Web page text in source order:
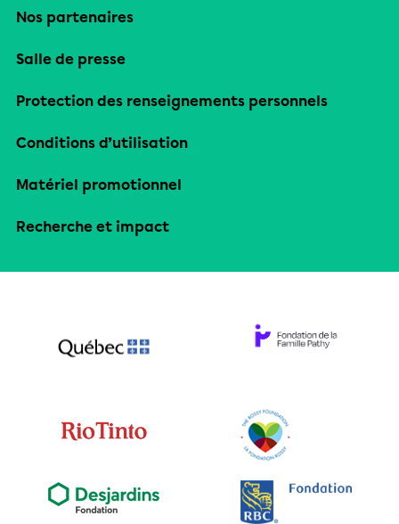
Nos partenaires
Salle de presse
Protection des renseignements personnels
Conditions d’utilisation
Matériel promotionnel
Recherche et impact